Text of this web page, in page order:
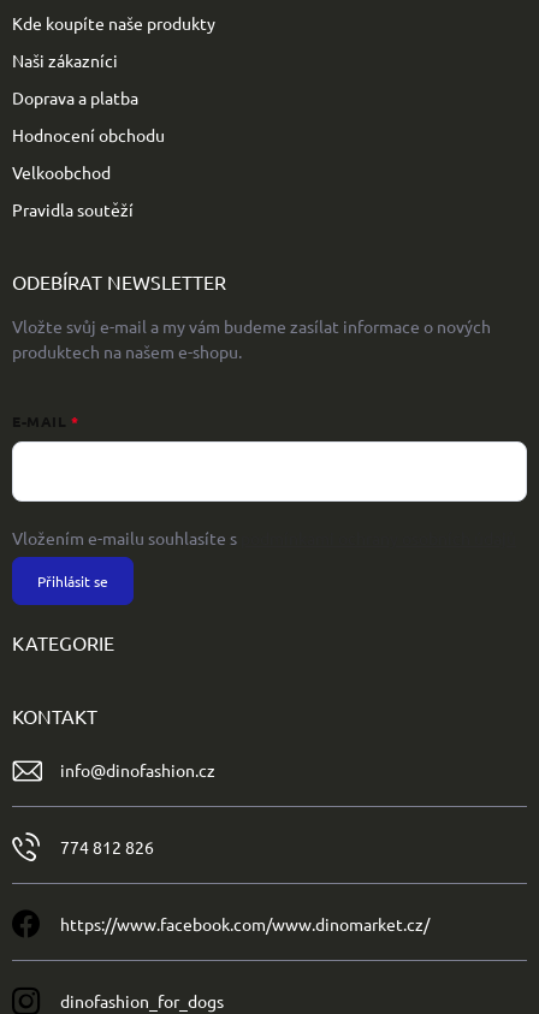
Kde koupíte naše produkty
Naši zákazníci
Doprava a platba
Hodnocení obchodu
Velkoobchod
Pravidla soutěží
ODEBÍRAT NEWSLETTER
Vložte svůj e-mail a my vám budeme zasílat informace o nových
produktech na našem e-shopu.
E-MAIL
Vložením e-mailu souhlasíte s
Přihlásit se
KATEGORIE
KONTAKT
info@dinofashion.cz
774 812 826
https://www.facebook.com/www.dinomarket.cz/
dinofashion_for_dogs